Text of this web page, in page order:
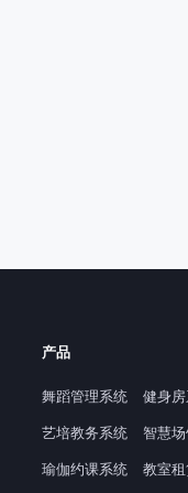
产品
舞蹈管理系统
艺培教务系统
瑜伽约课系统
健身
智慧
教室